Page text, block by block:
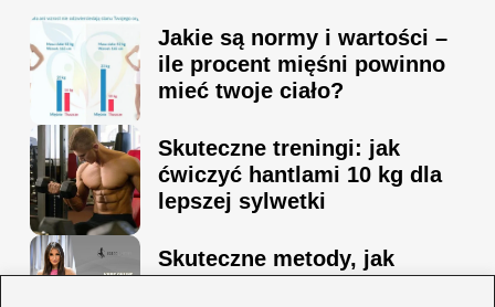
Jakie są normy i wartości –
ile procent mięśni powinno
mieć twoje ciało?
Skuteczne treningi: jak
ćwiczyć hantlami 10 kg dla
lepszej sylwetki
Skuteczne metody, jak
schudnąć i wyrzeźbić